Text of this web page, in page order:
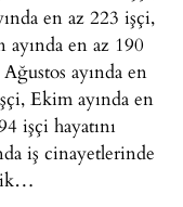
en az 223 işçi,
ayında en az 190
ayında en
Ekim ayında en
işçi hayatını
iş cinayetlerinde